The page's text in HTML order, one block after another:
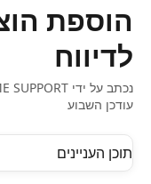
הוספת
לדיווח
נכתב על ידי SUPPORT
עודכן השבוע
תוכן העניינים